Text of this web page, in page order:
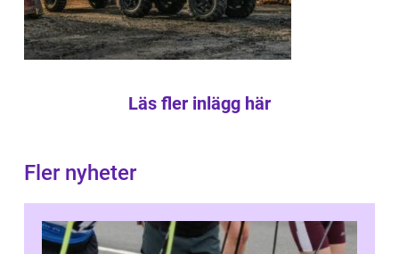
Läs fler inlägg här
Fler nyheter